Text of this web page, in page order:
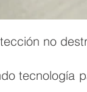
no
tecnología